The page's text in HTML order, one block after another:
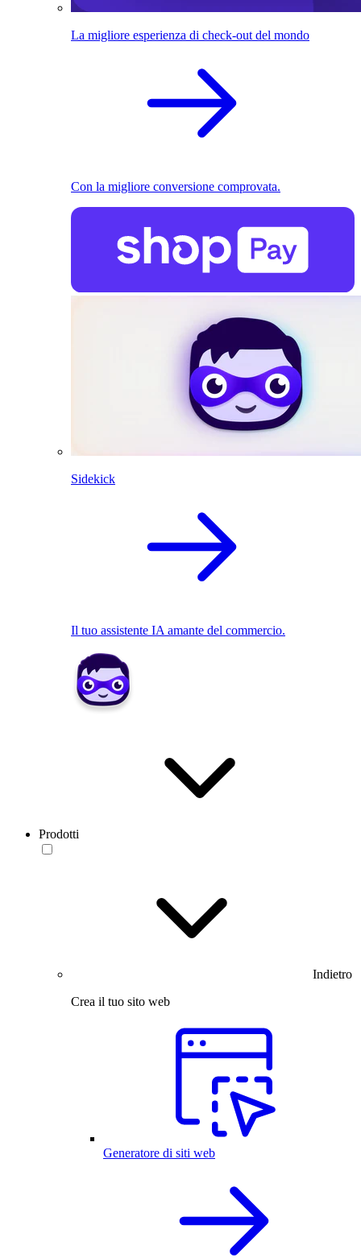
La migliore esperienza di check-out del mondo
Con la migliore conversione comprovata.
Sidekick
Il tuo assistente IA amante del commercio.
Prodotti
Indietro
Crea il tuo sito web
Generatore di siti web